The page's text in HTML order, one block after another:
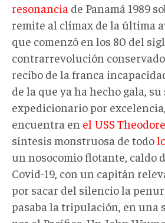
resonancia de Panamá 1989
remite al clímax de la última
que comenzó en los 80 del
contrarrevolución
recibo de la franca
de la que ya ha hecho gala,
expedicionario por
encuentra en el USS
síntesis monstruosa de todo
un nosocomio flotante, caldo
Covid-19, con un capitán
por sacar del silencio la
pasaba la tripulación, en una